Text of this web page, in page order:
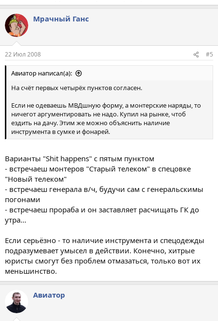
Мрачный Ганс
22 Июл 2008 #5
Авиатор написал(а):
На счёт первых четырёх пунктов согласен.
Если не одеваешь МВДшную форму, а монтерские наряды, то
ничегот аргументировать не надо. Купил на рынке, чтоб
ездить на дачу. Этим же можно объяснить наличие
инструмента в сумке и фонарей.
Варианты "Shit happens" с пятым пунктом
- встречаеш монтеров "Старый телеком" в спецовке
"Новый телеком"
- встречаеш генерала в/ч, будучи сам с генеральскимы
погонами
- встречаеш прораба и он заставляет расчищать ГК до
утра...
Если серьёзно - то наличие инструмента и спецодежды
подразумевает умысел в действии. Конечно, хитрые
юристы смогут без проблем отмазаться, только вот их
меньшинство.
Авиатор